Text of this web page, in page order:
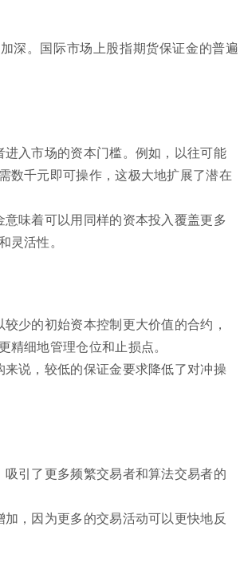
深。国际市场上股指期货保证金的普遍
入市场的资本门槛。例如，以往可能
数千元即可操作，这极大地扩展了潜在
味着可以用同样的资本投入覆盖更多
活性。
少的初始资本控制更大价值的合约，
细地管理仓位和止损点。
说，较低的保证金要求降低了对冲操
引了更多频繁交易者和算法交易者的
，因为更多的交易活动可以更快地反